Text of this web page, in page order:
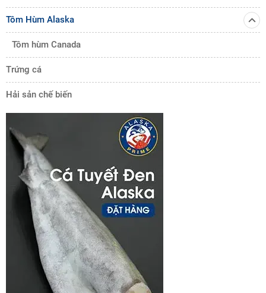
Tôm Hùm Alaska
Tôm hùm Canada
Trứng cá
Hải sản chế biến